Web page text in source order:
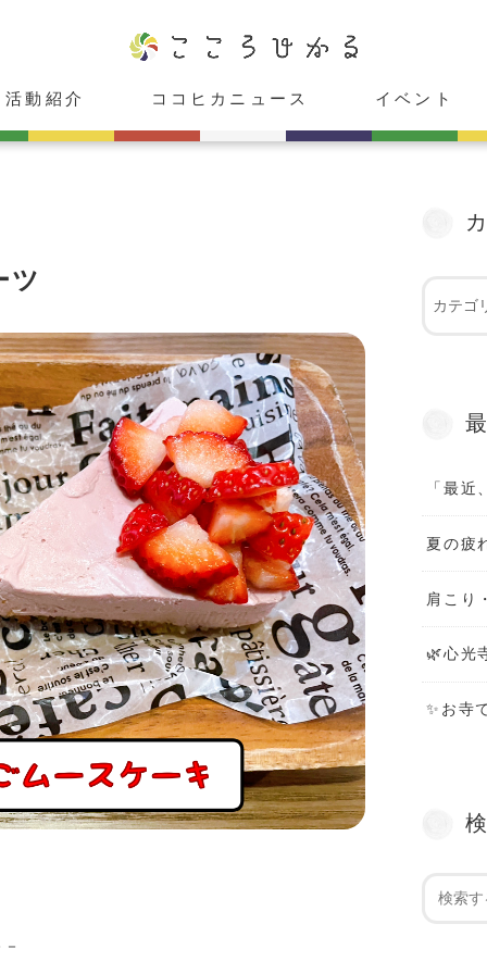
活動紹介
コヒカスタジオ
こころひかる
し庵「HIKARU」
ンタルスペース「心」
コヒカメンバー紹介
ココヒカニュース
お知らせ
メディア出演情報
イベント
受付中
受付終了
ツ
「最
夏の疲
肩こり
🌿心光
✨お寺